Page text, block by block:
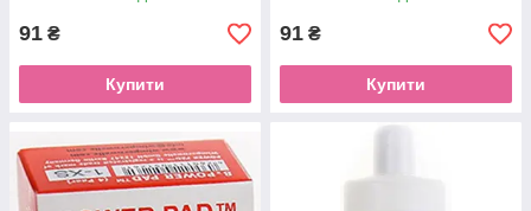
91 ₴
Купити
91 ₴
Купити